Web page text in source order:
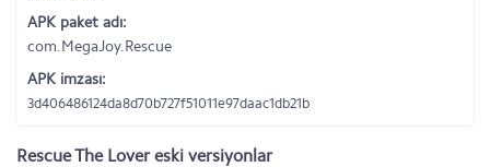
APK paket adı:
com.MegaJoy.Rescue
APK imzası:
3d406486124da8d70b727f51011e97daac1db21b
Rescue The Lover eski versiyonlar